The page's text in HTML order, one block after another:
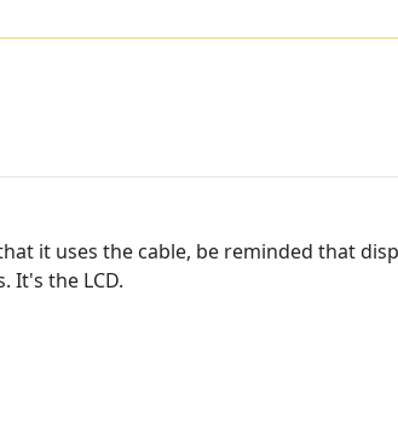
it uses the cable, be reminded that
It's the LCD.